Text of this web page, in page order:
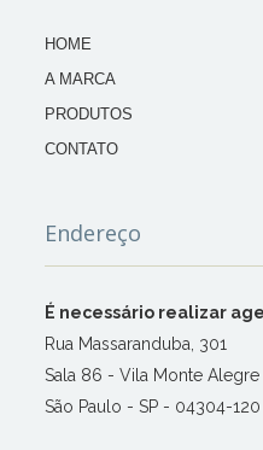
HOME
A MARCA
PRODUTOS
CONTATO
Endereço
É necessário realizar
Rua Massaranduba, 301
Sala 86 - Vila Monte Alegre
São Paulo - SP - 04304-120